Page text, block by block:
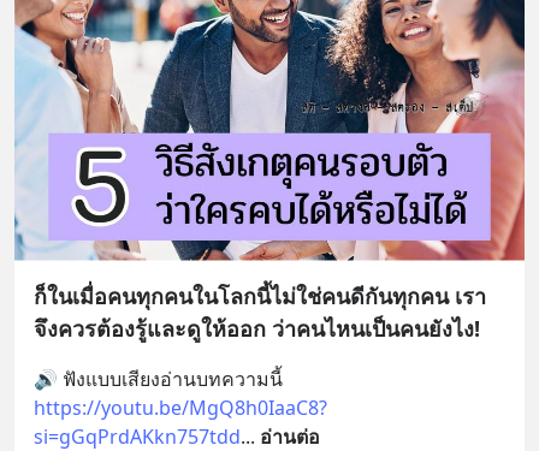
ก็ในเมื่อคนทุกคนในโลกนี้ไม่ใช่คนดีกันทุกคน เรา
จึงควรต้องรู้และดูให้ออก ว่าคนไหนเป็นคนยังไง!
🔊 ฟังแบบเสียงอ่านบทความนี้
https://youtu.be/MgQ8h0IaaC8?
si=gGqPrdAKkn757tdd... อ่านต่อ